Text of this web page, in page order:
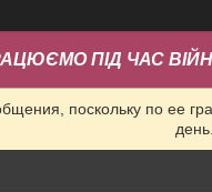
ПІД ЧАС
поскольку по ее
день.